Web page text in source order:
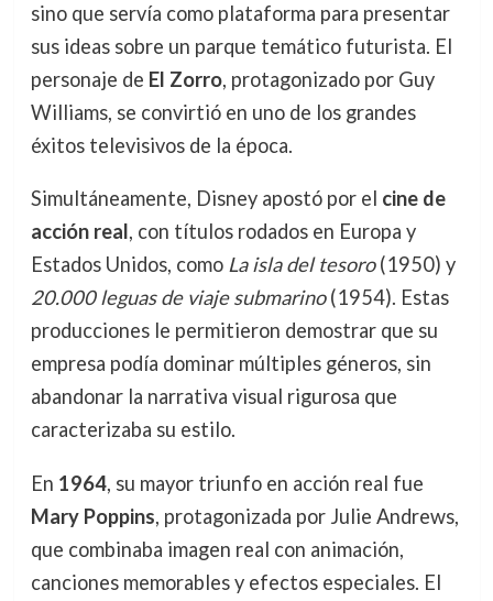
sino que servía como plataforma para presentar
sus ideas sobre un parque temático futurista. El
personaje de El Zorro, protagonizado por Guy
Williams, se convirtió en uno de los grandes
éxitos televisivos de la época.
Simultáneamente, Disney apostó por el cine de
acción real, con títulos rodados en Europa y
Estados Unidos, como La isla del tesoro(1950) y
20.000 leguas de viaje submarino(1954). Estas
producciones le permitieron demostrar que su
empresa podía dominar múltiples géneros, sin
abandonar la narrativa visual rigurosa que
caracterizaba su estilo.
En 1964, su mayor triunfo en acción real fue
Mary Poppins, protagonizada por Julie Andrews,
que combinaba imagen real con animación,
canciones memorables y efectos especiales. El